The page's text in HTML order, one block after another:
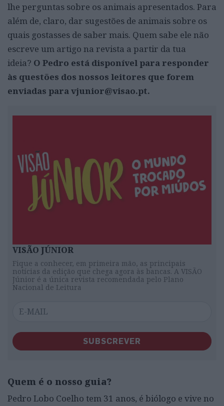
lhe perguntas sobre os animais apresentados. Para
além de, claro, dar sugestões de animais sobre os
quais gostasses de saber mais. Quem sabe ele não
escreve um artigo na revista a partir da tua
ideia? O Pedro está disponível para responder
às questões dos nossos leitores que forem
enviadas para vjunior@visao.pt.
VISÃO JÚNIOR
Fique a conhecer, em primeira mão, as principais
notícias da edição que chega agora às bancas. A VISÃO
Júnior é a única revista recomendada pelo Plano
Nacional de Leitura
SUBSCREVER
Quem é o nosso guia?
Pedro Lobo Coelho tem 31 anos, é biólogo e vive no